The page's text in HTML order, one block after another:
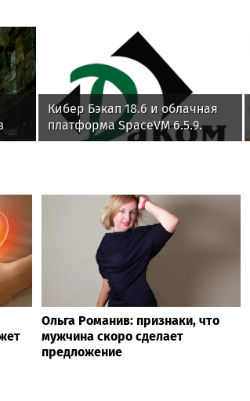
Кибер Бэкап 18.6 и облачная
платформа SpaceVM 6.5.9.
успешно прошли испытания
Ольга Романив: признаки, что
мужчина скоро сделает
предложение